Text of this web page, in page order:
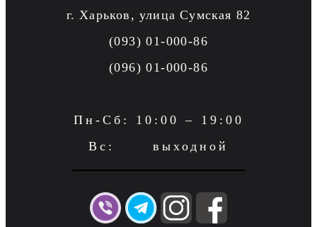
г. Харьков, улица Сумская 82
(093) 01-000-86
(096) 01-000-86
Пн-Сб: 10:00 – 19:00
Вс: выходной